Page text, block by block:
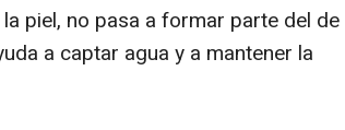
piel, no pasa a formar parte del de
a captar agua y a mantener la